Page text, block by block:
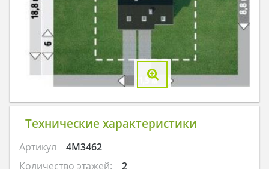
Технические характеристики
Артикул
4M3462
Количество этажей:
2